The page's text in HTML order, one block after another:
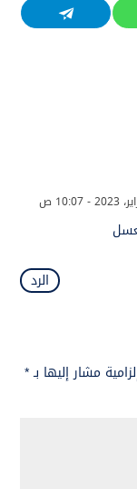
الرد
مشار إليها بـ*